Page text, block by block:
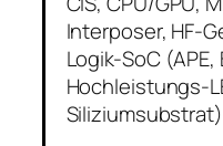
Interposer, HF-
Logik-SoC (APE,
Hochleistungs-
Siliziumsubstrat)